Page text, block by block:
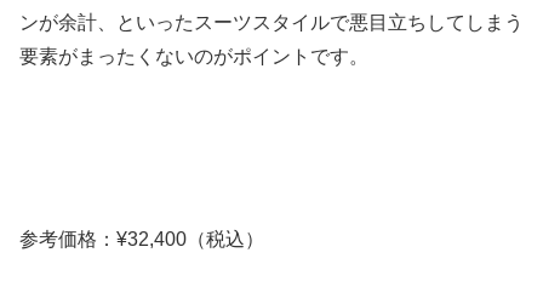
ンが余計、といったスーツスタイルで悪目立ちしてしまう
要素がまったくないのがポイントです。
参考価格：¥32,400（税込）